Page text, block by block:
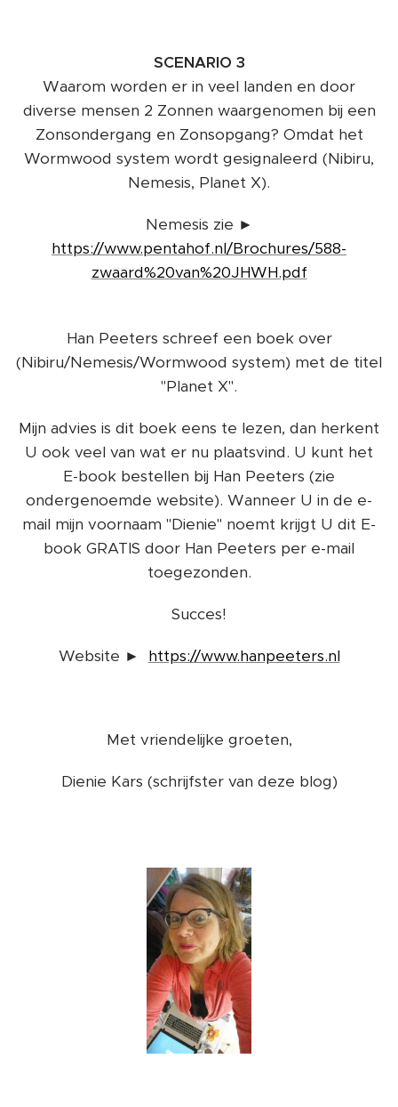
SCENARIO 3
Waarom worden er in veel landen en door
diverse mensen 2 Zonnen waargenomen bij een
Zonsondergang en Zonsopgang? Omdat het
Wormwood system wordt gesignaleerd (Nibiru,
Nemesis, Planet X).
Nemesis zie ►
https://www.pentahof.nl/Brochures/588-
zwaard%20van%20JHWH.pdf
Han Peeters schreef een boek over
(Nibiru/Nemesis/Wormwood system) met de titel
"Planet X".
Mijn advies is dit boek eens te lezen, dan herkent
U ook veel van wat er nu plaatsvind. U kunt het
E-book bestellen bij Han Peeters (zie
ondergenoemde website). Wanneer U in de e-
mail mijn voornaam "Dienie" noemt krijgt U dit E-
book GRATIS door Han Peeters per e-mail
toegezonden.
Succes!
Website ► https://www.hanpeeters.nl
Met vriendelijke groeten,
Dienie Kars (schrijfster van deze blog)